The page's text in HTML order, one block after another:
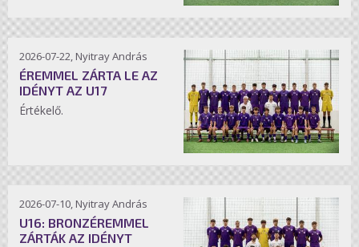
2026-07-22, Nyitray András
ÉREMMEL ZÁRTA LE AZ
IDÉNYT AZ U17
Értékelő.
2026-07-10, Nyitray András
U16: BRONZÉREMMEL
ZÁRTÁK AZ IDÉNYT